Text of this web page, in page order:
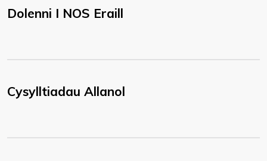
Dolenni I NOS Eraill
Cysylltiadau Allanol